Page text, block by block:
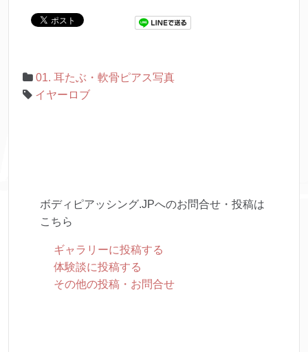
01. 耳たぶ・軟骨ピアス写真
イヤーロブ
ボディピアッシング.JPへのお問合せ・投稿は
こちら
ギャラリーに投稿する
体験談に投稿する
その他の投稿・お問合せ